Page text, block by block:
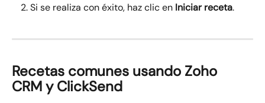
Si se realiza con éxito, haz clic en Iniciar receta.
Recetas comunes usando Zoho
CRM y ClickSend